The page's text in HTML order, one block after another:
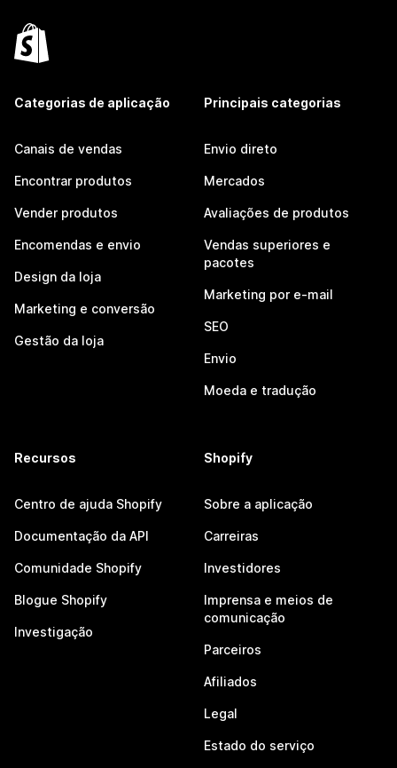
Categorias de aplicação
Canais de vendas
Encontrar produtos
Vender produtos
Encomendas e envio
Design da loja
Marketing e conversão
Gestão da loja
Principais categorias
Envio direto
Mercados
Avaliações de produtos
Vendas superiores e
pacotes
Marketing por e-mail
SEO
Envio
Moeda e tradução
Recursos
Centro de ajuda Shopify
Documentação da API
Comunidade Shopify
Blogue Shopify
Investigação
Shopify
Sobre a aplicação
Carreiras
Investidores
Imprensa e meios de
comunicação
Parceiros
Afiliados
Legal
Estado do serviço